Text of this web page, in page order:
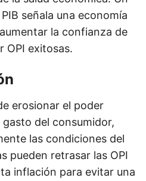
señala una economía
la confianza de
OPI exitosas.
erosionar el poder
del consumidor,
las condiciones del
pueden retrasar las OPI
inflación para evitar una